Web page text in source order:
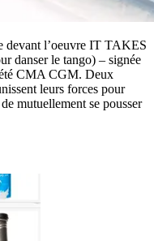
devant l’oeuvre IT TAKES
danser le tango) – signée
CMA CGM. Deux
leurs forces pour
mutuellement se pousser